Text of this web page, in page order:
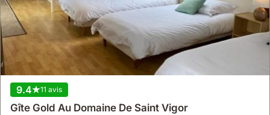
9.4 11 avis
Gîte Gold Au Domaine De Saint Vigor